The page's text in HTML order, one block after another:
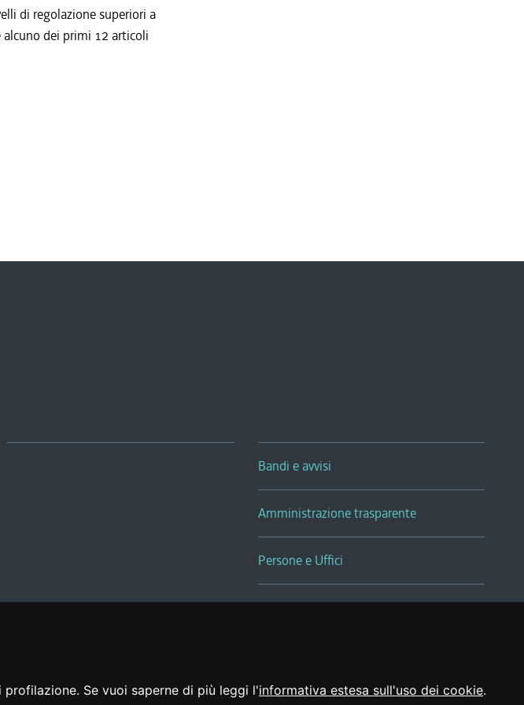
Se vuoi saperne di più leggi l'informativa estesa sull'uso dei cookie.
di regolazione superiori a
dei primi 12 articoli
Bandi e avvisi
Amministrazione trasparente
Persone e Uffici
Sala Tiziano Tessitori
| feedback
Realizzato da